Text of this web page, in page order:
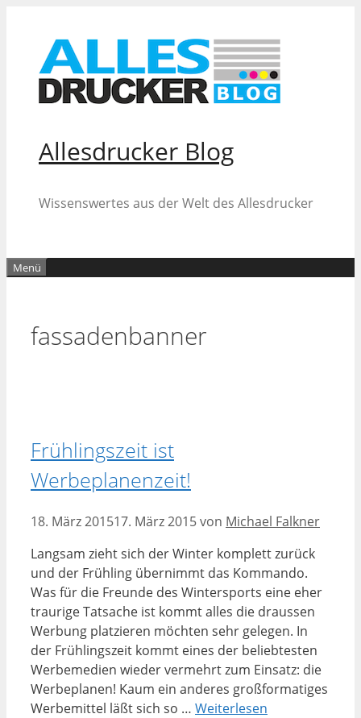
springen
Allesdrucker Blog
Wissenswertes aus der Welt des Allesdrucker
Menü
fassadenbanner
Frühlingszeit ist
Werbeplanenzeit!
18. März 201517. März 2015von Michael Falkner
Langsam zieht sich der Winter komplett zurück
und der Frühling übernimmt das Kommando.
Was für die Freunde des Wintersports eine eher
traurige Tatsache ist kommt alles die draussen
Werbung platzieren möchten sehr gelegen. In
der Frühlingszeit kommt eines der beliebtesten
Werbemedien wieder vermehrt zum Einsatz: die
Werbeplanen! Kaum ein anderes großformatiges
Werbemittel läßt sich so … Weiterlesen